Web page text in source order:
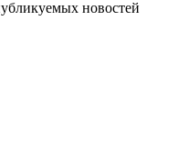
новостей